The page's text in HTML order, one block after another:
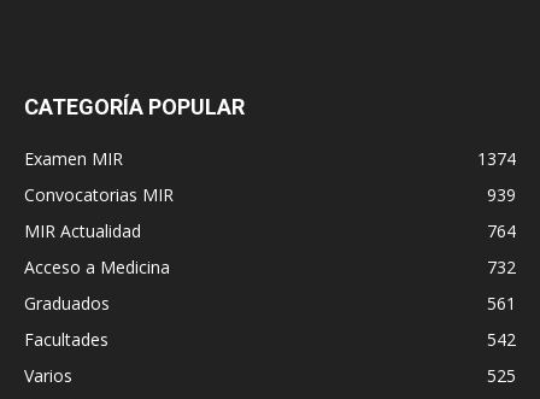
CATEGORÍA POPULAR
Examen MIR
1374
Convocatorias MIR
939
MIR Actualidad
764
Acceso a Medicina
732
Graduados
561
Facultades
542
Varios
525